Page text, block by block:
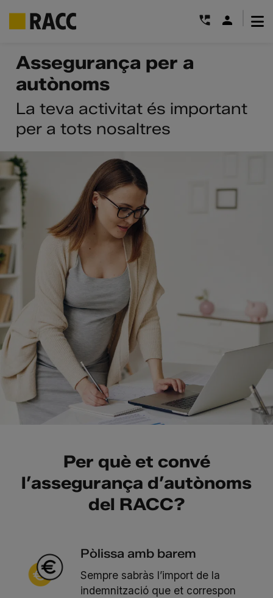
content
Assegurança per a
autònoms
La teva activitat és important
per a tots nosaltres
Per què et convé
l’assegurança d’autònoms
del RACC?
Pòlissa amb barem
Sempre sabràs l’import de la
indemnització que et correspon